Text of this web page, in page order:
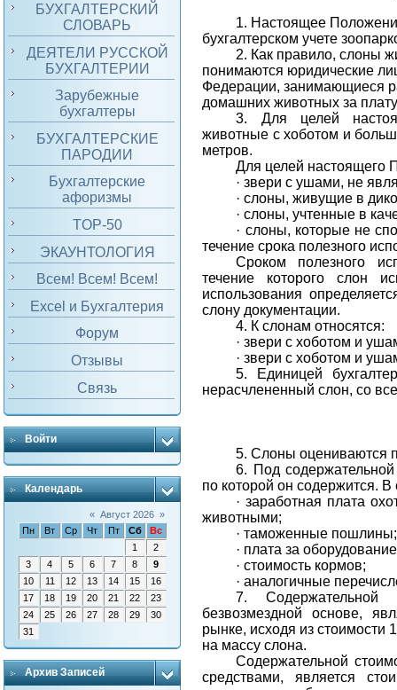
БУХГАЛТЕРСКИЙ
СЛОВАРЬ
ДЕЯТЕЛИ РУССКОЙ
БУХГАЛТЕРИИ
Зарубежные
бухгалтеры
БУХГАЛТЕРСКИЕ
ПАРОДИИ
Бухгалтерские
афоризмы
TOP-50
ЭКАУНТОЛОГИЯ
Всем! Всем! Всем!
Excel и Бухгалтерия
Форум
Отзывы
Связь
Войти
Календарь
« Август 2026 »
Пн
Вт Ср Чт Пт Сб
Вс
1
2
3
4 5 6 7 8
9
10
11 12 13 14 15
16
17
18 19 20 21 22
23
24
25 26 27 28 29
30
31
Архив Записей
1. Настоящее
бухгалтерском учете
2. Как правило, слоны
понимаются юридические
Федерации, занимающиеся
домашних животных за
3. Для целей
животные с хоботом и
метров.
Для целей настоящего
· звери с ушами, не
· слоны, живущие в
· слоны, учтенные в
· слоны, которые не
течение срока полезного
Сроком полезного
течение которого слон
использования
слону документации.
4. К слонам относятся:
· звери с хоботом и
· звери с хоботом и
5. Единицей
нерасчлененный слон, со
5. Слоны оцениваются
6. Под
по которой он содержится.
· заработная плата
животными;
· таможенные пошлины;
· плата за
· стоимость кормов;
· аналогичные
7. Содержательной
безвозмездной основе,
рынке, исходя из стоимости
на массу слона.
Содержательной
средствами, является